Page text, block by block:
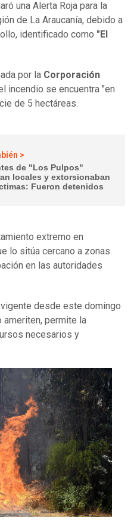
una Alerta Roja para la
de La Araucanía, debido a
identificado como "El
por la Corporación
incendio se encuentra "en
de 5 hectáreas.
>
de "Los Pulpos"
locales y extorsionaban
Fueron detenidos
extremo en
lo sitúa cercano a zonas
en las autoridades
desde este domingo
permite la
necesarios y